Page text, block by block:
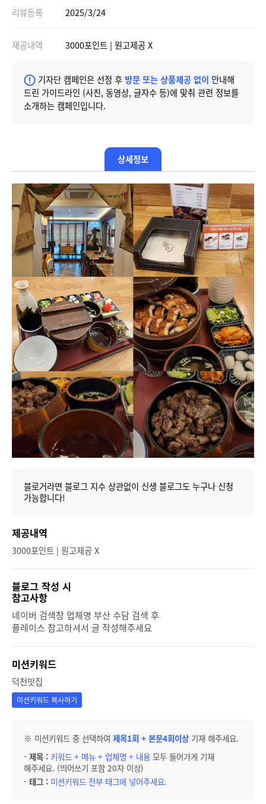
리뷰등록
2025/3/24
제공내역 3000포인트 | 원고제공 X
기자단 캠페인은 선정 후 방문 또는 상품제공 없이 안내해
드린 가이드라인 (사진, 동영상, 글자수 등)에 맞춰 관련 정보를
소개하는 캠페인입니다.
상세정보
블로거라면 블로그 지수 상관없이 신생 블로그도 누구나 신청
가능합니다!
제공내역
3000포인트 | 원고제공 X
블로그 작성 시
참고사항
네이버 검색창 업체명 부산 수담 검색 후
플레이스 참고하셔서 글 작성해주세요
미션키워드
덕천맛집
미션키워드 복사하기
※ 미션키워드 중 선택하여 제목1회 + 본문4회이상 기재 해주세요.
- 제목 : 키워드 + 메뉴 + 업체명 + 내용 모두 들어가게 기재
해주세요. (띄어쓰기 포함 20자 이상)
- 태그 : 미션키워드 전부 태그에 넣어주세요.